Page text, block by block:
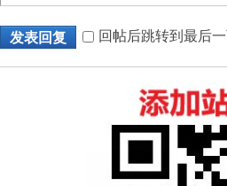
发表回复 回帖后跳转到最后